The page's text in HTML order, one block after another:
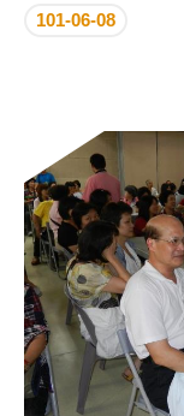
產
里
界
說
臺
北
市
鄰
長
名
101-06-08